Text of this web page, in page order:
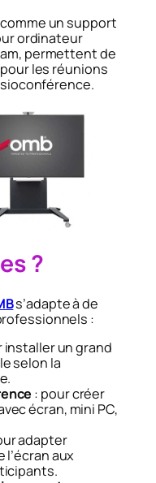
un support
ordinateur
permettent de
les réunions
?
s’adapte à de
:
installer un grand
selon la
: pour créer
écran, mini PC,
adapter
aux